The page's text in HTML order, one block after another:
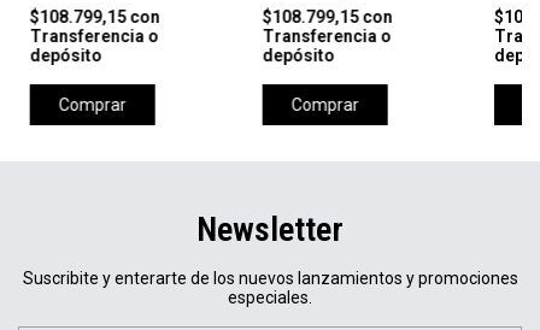
$108.799,15con
Transferencia o
depósito
Comprar
$108.799,15con
Transferencia o
depósito
Comprar
Newsletter
Suscribite y enterarte de los nuevos lanzamientos y promociones
especiales.